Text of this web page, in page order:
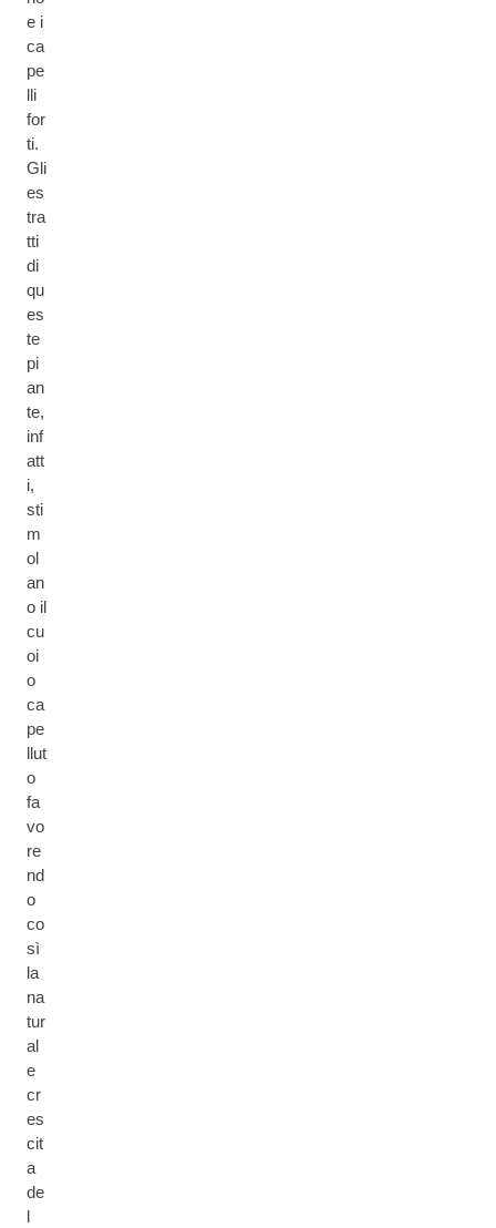
e i
ca
pe
lli
for
ti.
Gli
es
tra
tti
di
qu
es
te
pi
an
te,
inf
att
i,
sti
m
ol
an
o il
cu
oi
o
ca
pe
llut
o
fa
vo
re
nd
o
co
sì
la
na
tur
al
e
cr
es
cit
a
de
l